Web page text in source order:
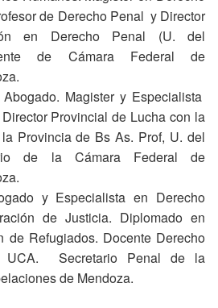
de Derecho Penal y Director
en Derecho Penal (U. del
de Cámara Federal de
Magister y Especialista
Provincial de Lucha con la
Provincia de Bs As. Prof, U. del
de la Cámara Federal de
y Especialista en Derecho
de Justicia. Diplomado en
de Refugiados. Docente Derecho
UCA. Secretario Penal de la
de Mendoza.